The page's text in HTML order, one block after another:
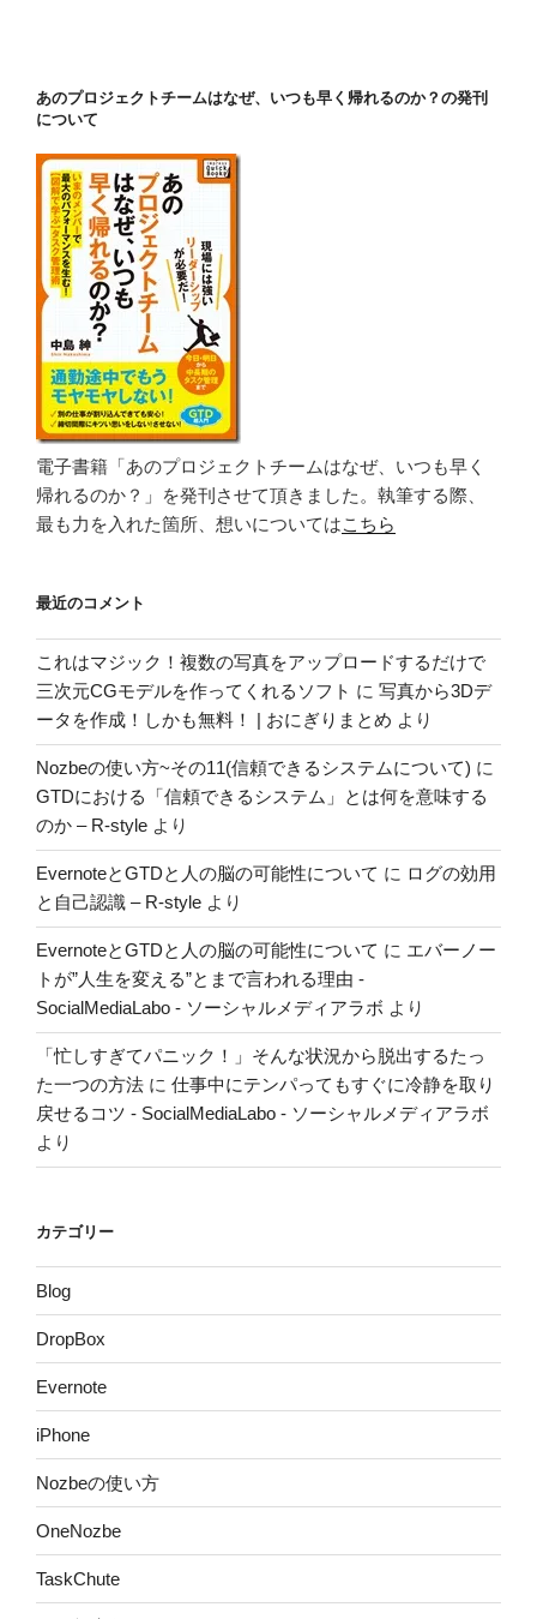
あのプロジェクトチームはなぜ、いつも早く帰れるのか？の発刊
について
電子書籍「あのプロジェクトチームはなぜ、いつも早く
帰れるのか？」を発刊させて頂きました。執筆する際、
最も力を入れた箇所、想いについてはこちら
最近のコメント
これはマジック！複数の写真をアップロードするだけで
三次元CGモデルを作ってくれるソフト に 写真から3Dデ
ータを作成！しかも無料！ | おにぎりまとめ より
Nozbeの使い方~その11(信頼できるシステムについて) に
GTDにおける「信頼できるシステム」とは何を意味する
のか – R-style より
EvernoteとGTDと人の脳の可能性について に ログの効用
と自己認識 – R-style より
EvernoteとGTDと人の脳の可能性について に エバーノー
トが”人生を変える”とまで言われる理由 -
SocialMediaLabo - ソーシャルメディアラボ より
「忙しすぎてパニック！」そんな状況から脱出するたっ
た一つの方法 に 仕事中にテンパってもすぐに冷静を取り
戻せるコツ - SocialMediaLabo - ソーシャルメディアラボ
より
カテゴリー
Blog
DropBox
Evernote
iPhone
Nozbeの使い方
OneNozbe
TaskChute